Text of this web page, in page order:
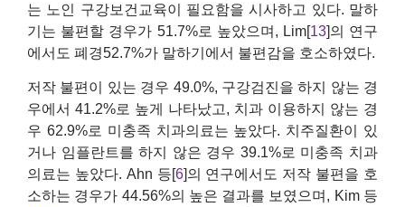
는 노인 구강보건교육이 필요함을 시사하고 있다. 말하
기는 불편할 경우가 51.7%로 높았으며, Lim[13]의 연구
에서도 폐경52.7%가 말하기에서 불편감을 호소하였다.
저작 불편이 있는 경우 49.0%, 구강검진을 하지 않는 경
우에서 41.2%로 높게 나타났고, 치과 이용하지 않는 경
우 62.9%로 미충족 치과의료는 높았다. 치주질환이 있
거나 임플란트를 하지 않은 경우 39.1%로 미충족 치과
의료는 높았다. Ahn 등[6]의 연구에서도 저작 불편을 호
소하는 경우가 44.56%의 높은 결과를 보였으며, Kim 등